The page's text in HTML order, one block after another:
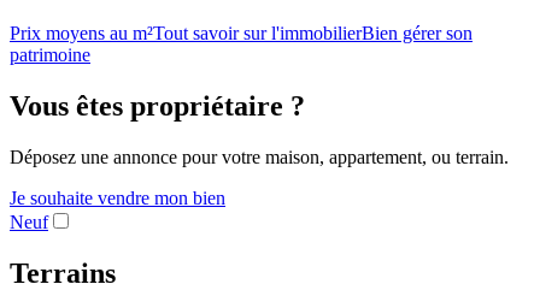
Prix moyens au m²Tout savoir sur l'immobilierBien gérer son
patrimoine
Vous êtes propriétaire ?
Déposez une annonce pour votre maison, appartement, ou terrain.
Je souhaite vendre mon bien
Neuf
Terrains